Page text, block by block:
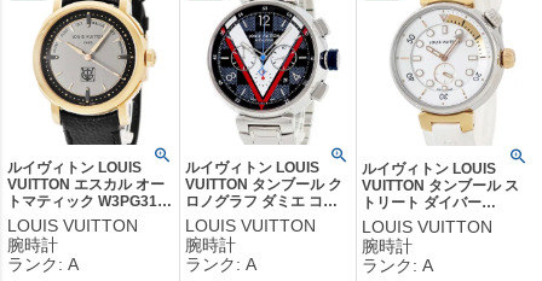
ルイヴィトン LOUIS
VUITTON エスカル オー
トマティック W3PG31
K18PG無垢 グレー
LFT023.02 限定 メンズ
腕時計自動巻き グレー
【中古】中古美品
LOUIS VUITTON
腕時計
ランク: A
ルイヴィトン LOUIS
VUITTON タンブール ク
ロノグラフ ダミエ コバ
ルトV QA076Z デイト ス
モールセコンド メンズ
腕時計自動巻き ネイビー
【中古】中古美品
LOUIS VUITTON
腕時計
ランク: A
ルイヴィトン LOUIS
VUITTON タンブール ス
トリート ダイバー
QA166 K18PG×SS コン
ビ ホワイト メンズ 腕時
計クオーツ ホワイト 【中
古】中古美品
LOUIS VUITTON
腕時計
ランク: A